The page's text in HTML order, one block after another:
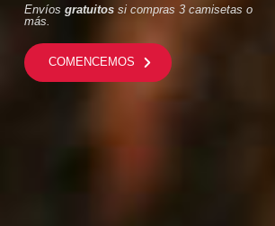
Envíos gratuitossi compras 3 camisetas o
más.
COMENCEMOS